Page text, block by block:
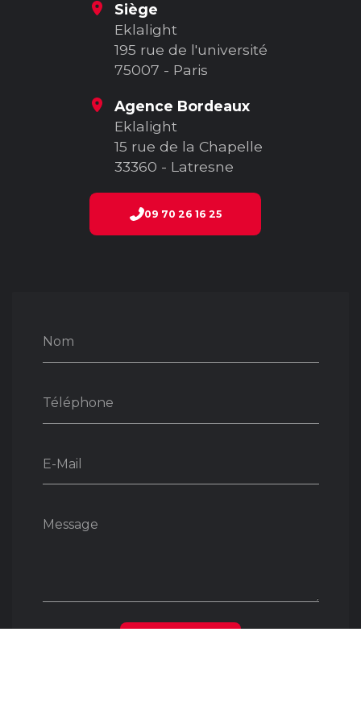
Nom
Téléphone
E-Mail
Message
Siège
Eklalight
195 rue de l'université
75007 - Paris
Agence Bordeaux
Eklalight
15 rue de la Chapelle
33360 - Latresne
09 70 26 16 25